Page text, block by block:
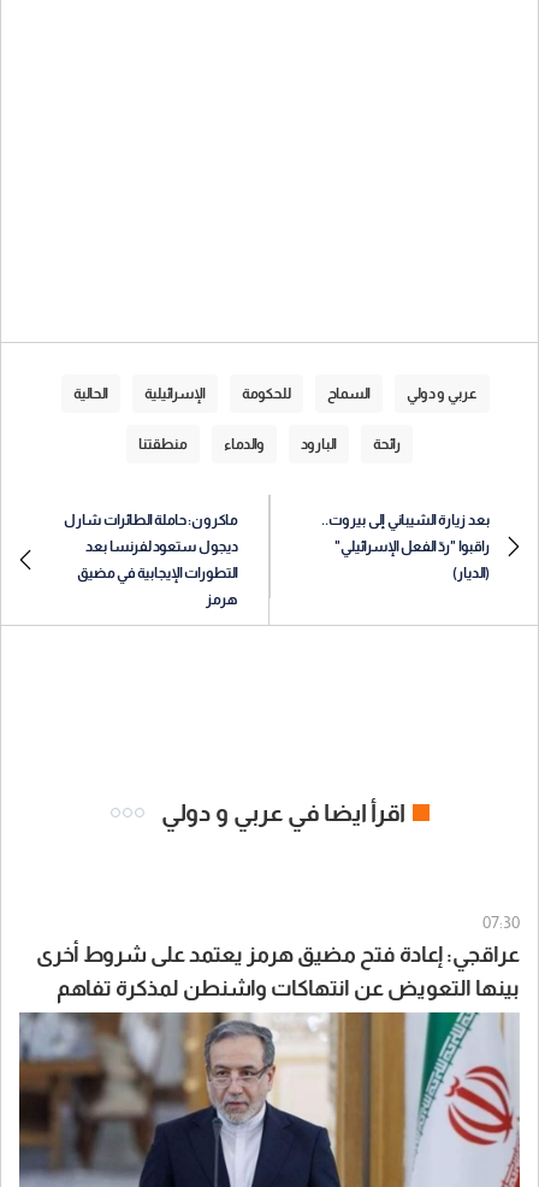
عربي و دولي السماح للحكومة الإسرائيلية الحالية
رائحة البارود والدماء منطقتنا
بعد زيارة الشيباني إلى بيروت..
راقبوا "ردّ الفعل الإسرائيلي"
(الديار)
ماكرون: حاملة الطائرات شارل
ديجول ستعود لفرنسا بعد
التطورات الإيجابية في مضيق
هرمز
اقرأ ايضا في عربي و دولي
07:30
عراقجي: إعادة فتح مضيق هرمز يعتمد على شروط أخرى
بينها التعويض عن انتهاكات واشنطن لمذكرة تفاهم
إسلام آباد